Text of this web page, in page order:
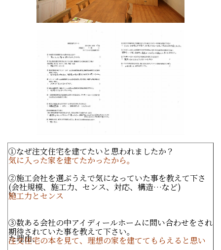
①なぜ注文住宅を建てたいと思われましたか？
気に入った家を建てたかったから。
②施工会社を選ぶうえで気になっていた事を教えて下さ
い
(会社規模、施工力、センス、対応、構造…など)
施工力とセンス
③数ある会社の中アイディールホームに問い合わせをされ
た理由、
期待されていた事を教えて下さい。
注文住宅の本を見て、理想の家を建ててもらえると思い